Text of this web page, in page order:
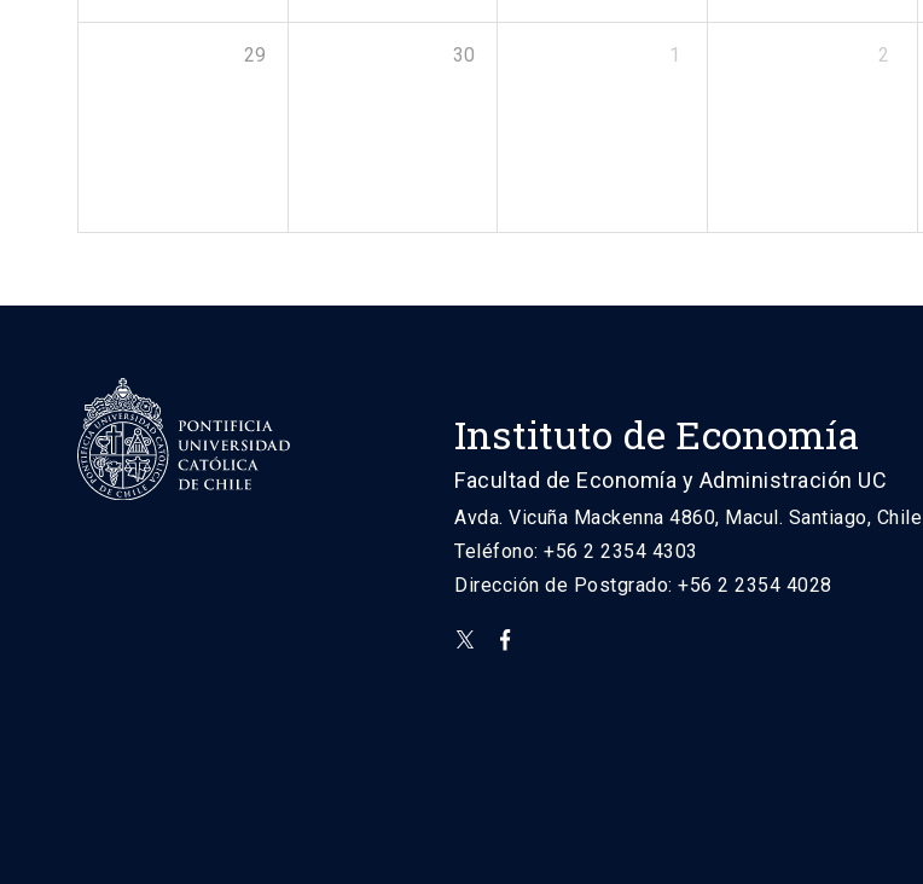
29 30 1 2
Instituto de Economía
Facultad de Economía y Administración UC
Avda. Vicuña Mackenna 4860, Macul. Santiago, Chile
Teléfono: +56 2 2354 4303
Dirección de Postgrado: +56 2 2354 4028